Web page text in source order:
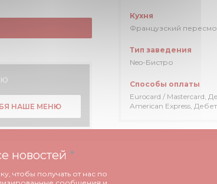
НАШЕ МЕНЮ
Кухня
Французский
Тип заведения
Neo-Бистро
Способы оплаты
Eurocard / Mastercard,
American Express,
новостей *
чтобы получать от нас по